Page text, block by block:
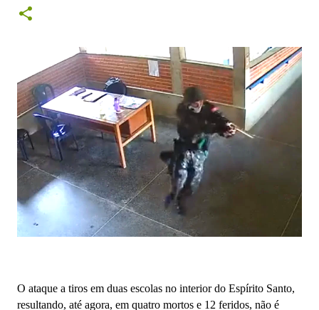
O ataque a tiros em duas escolas no interior do Espírito Santo,
resultando, até agora, em quatro mortos e 12 feridos, não é